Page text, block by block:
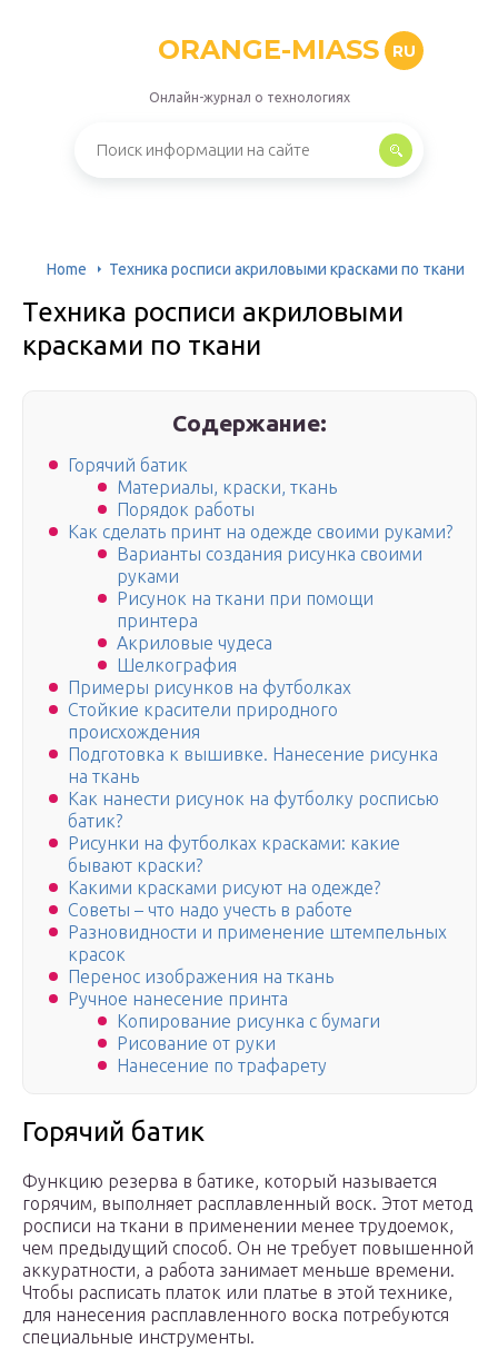
ORANGE-MIASS RU
Онлайн-журнал о технологиях
Home Техника росписи акриловыми красками по ткани
Техника росписи акриловыми
красками по ткани
Содержание:
Горячий батик
Материалы, краски, ткань
Порядок работы
Как сделать принт на одежде своими руками?
Варианты создания рисунка своими
руками
Рисунок на ткани при помощи
принтера
Акриловые чудеса
Шелкография
Примеры рисунков на футболках
Стойкие красители природного
происхождения
Подготовка к вышивке. Нанесение рисунка
на ткань
Как нанести рисунок на футболку росписью
батик?
Рисунки на футболках красками: какие
бывают краски?
Какими красками рисуют на одежде?
Советы – что надо учесть в работе
Разновидности и применение штемпельных
красок
Перенос изображения на ткань
Ручное нанесение принта
Копирование рисунка с бумаги
Рисование от руки
Нанесение по трафарету
Горячий батик
Функцию резерва в батике, который называется
горячим, выполняет расплавленный воск. Этот метод
росписи на ткани в применении менее трудоемок,
чем предыдущий способ. Он не требует повышенной
аккуратности, а работа занимает меньше времени.
Чтобы расписать платок или платье в этой технике,
для нанесения расплавленного воска потребуются
специальные инструменты.